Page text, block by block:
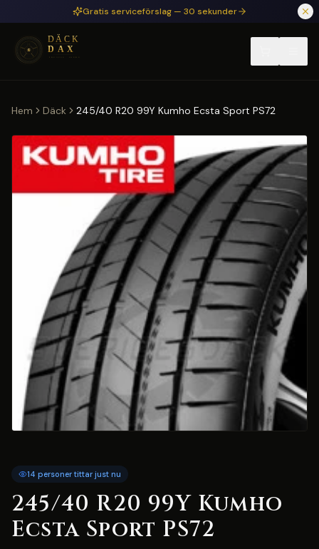
Hoppa till huvudinnehållGratis serviceförslag — 30 sekunder
Hem Däck 245/40 R20 99Y Kumho Ecsta Sport PS72
14 personer tittar just nu
245/40 R20 99Y Kumho
Ecsta Sport PS72